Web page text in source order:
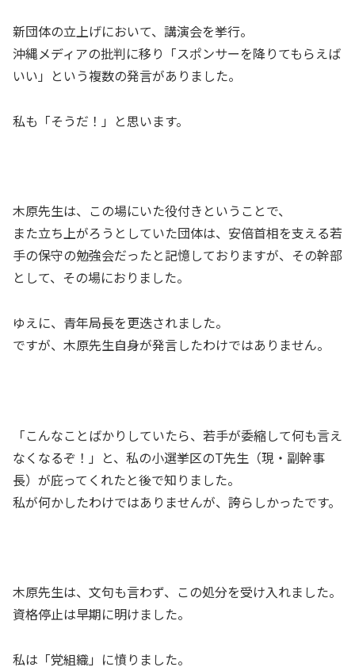
新団体の立上げにおいて、講演会を挙行。
沖縄メディアの批判に移り「スポンサーを降りてもらえば
いい」という複数の発言がありました。
私も「そうだ！」と思います。
木原先生は、この場にいた役付きということで、
また立ち上がろうとしていた団体は、安倍首相を支える若
手の保守の勉強会だったと記憶しておりますが、その幹部
として、その場におりました。
ゆえに、青年局長を更迭されました。
ですが、木原先生自身が発言したわけではありません。
「こんなことばかりしていたら、若手が委縮して何も言え
なくなるぞ！」と、私の小選挙区のT先生（現・副幹事
長）が庇ってくれたと後で知りました。
私が何かしたわけではありませんが、誇らしかったです。
木原先生は、文句も言わず、この処分を受け入れました。
資格停止は早期に明けました。
私は「党組織」に憤りました。